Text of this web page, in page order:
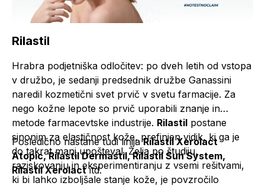
Rilastil
Hrabra podjetniška odločitev: po dveh letih od vstopa
v družbo, je sedanji predsednik družbe Ganassini
naredil kozmetični svet prvič v svetu farmacije. Za
nego kožne lepote so prvič uporabili znanje in
metode farmacevtske industrije. Rilastil postane
sinonim za elastičnost kože, prefinjen vidik, ki ga je
do takrat manj upošteval. Želja po študiju,
raziskovanju in eksperimentiranju z vsemi rešitvami,
ki bi lahko izboljšale stanje kože, je povzročilo
Posledično nastane tudi linijaRilastil Xerolact
Atopic, Rilastil Dermastil, Rilastil Sun System,
Rilastil Xerolactitd.